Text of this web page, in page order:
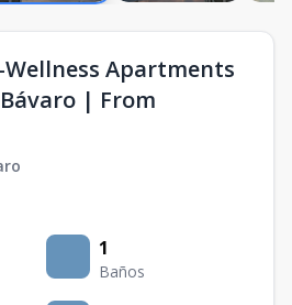
Wellness Apartments
| From
1
Baños